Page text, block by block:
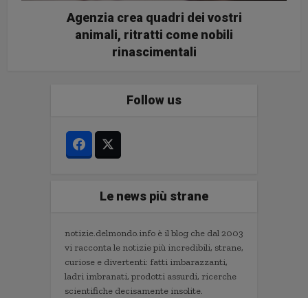
Agenzia crea quadri dei vostri
animali, ritratti come nobili
rinascimentali
Follow us
Le news più strane
notizie.delmondo.info è il blog che dal 2003
vi racconta le notizie più incredibili, strane,
curiose e divertenti: fatti imbarazzanti,
ladri imbranati, prodotti assurdi, ricerche
scientifiche decisamente insolite.